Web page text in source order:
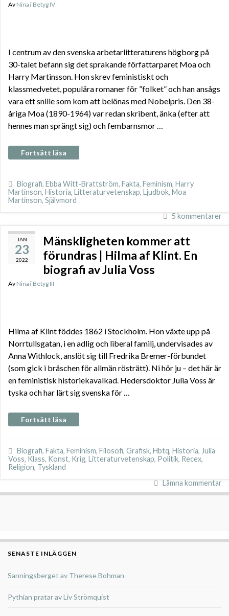
Av Nina i Betyg IV
I centrum av den svenska arbetarlitteraturens högborg på
30-talet befann sig det sprakande författarparet Moa och
Harry Martinsson. Hon skrev feministiskt och
klassmedvetet, populära romaner för ”folket” och han ansågs
vara ett snille som kom att belönas med Nobelpris. Den 38-
åriga Moa (1890-1964) var redan skribent, änka (efter att
hennes man sprängt sig) och fembarnsmor …
Fortsätt läsa
Biografi, Ebba Witt-Brattström, Fakta, Feminism, Harry
Martinson, Historia, Litteraturvetenskap, Ljudbok, Moa
Martinson, Självmord
5 kommentarer
JAN
23
2022
Mänskligheten kommer att
förundras | Hilma af Klint. En
biografi av Julia Voss
Av Nina i Betyg III
Hilma af Klint föddes 1862 i Stockholm. Hon växte upp på
Norrtullsgatan, i en adlig och liberal familj, undervisades av
Anna Withlock, anslöt sig till Fredrika Bremer-förbundet
(som gick i bräschen för allmän rösträtt). Ni hör ju – det här är
en feministisk historiekavalkad. Hedersdoktor Julia Voss är
tyska och har lärt sig svenska för …
Fortsätt läsa
Biografi, Fakta, Feminism, Filosofi, Grafisk, Hbtq, Historia, Julia
Voss, Klass, Konst, Krig, Litteraturvetenskap, Politik, Recex,
Religion, Tyskland
Lämna kommentar
SENASTE INLÄGGEN
Sanningsberget av Therese Bohman
Pythian pratar av Liv Strömquist